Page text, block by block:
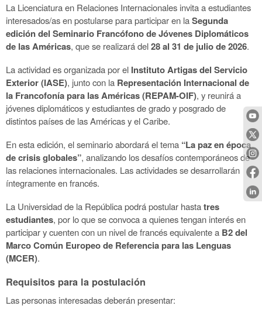
La Licenciatura en Relaciones Internacionales invita a estudiantes
interesados/as en postularse para participar en laSegunda
edición del Seminario Francófono de Jóvenes Diplomáticos
de las Américas, que se realizará del28 al 31 de julio de 2026.
La actividad es organizada por el Instituto Artigas del Servicio
Exterior (IASE), junto con la Representación Internacional de
la Francofonía para las Américas (REPAM-OIF), y reunirá a
jóvenes diplomáticos y estudiantes de grado y posgrado de
distintos países de las Américas y el Caribe.
En esta edición, el seminario abordará el tema “La paz en época
de crisis globales”, analizando los desafíos contemporáneos de
las relaciones internacionales. Las actividades se desarrollarán
íntegramente en francés.
La Universidad de la República podrá postular hastatres
estudiantes, por lo que se convoca a quienes tengan interés en
participar y cuenten con un nivel de francés equivalente a B2 del
Marco Común Europeo de Referencia para las Lenguas
(MCER).
Requisitos para la postulación
Las personas interesadas deberán presentar: